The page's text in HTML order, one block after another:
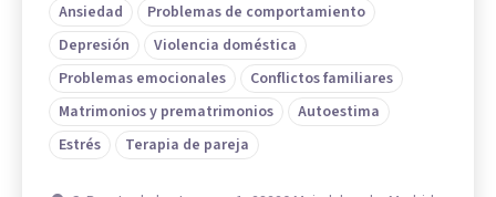
Ansiedad
Problemas de comportamiento
Depresión
Violencia doméstica
Problemas emocionales
Conflictos familiares
Matrimonios y prematrimonios
Autoestima
Estrés
Terapia de pareja